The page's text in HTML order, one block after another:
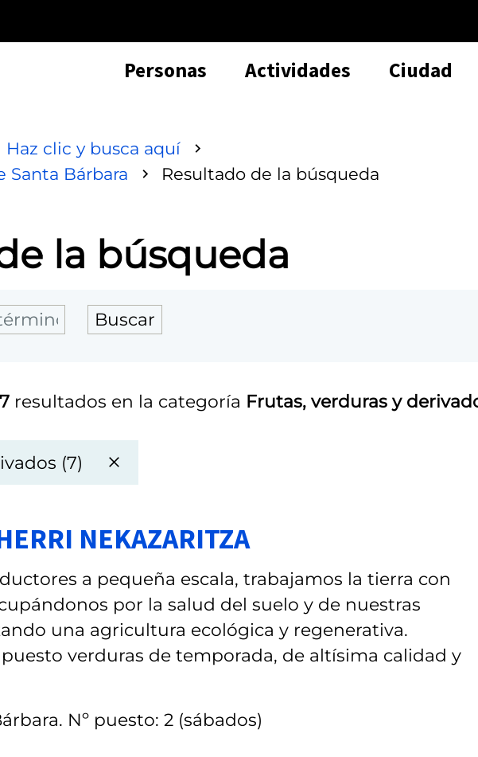
Personas Actividades Ciudad
Haz clic y busca aquí
Santa Bárbara
Resultado de la búsqueda
la búsqueda
7 resultados en la categoría Frutas, verduras y
(7)
NEKAZARITZA
a pequeña escala, trabajamos la tierra con
por la salud del suelo y de nuestras
una agricultura ecológica y regenerativa.
verduras de temporada, de altísima calidad y
Nº puesto: 2 (sábados)